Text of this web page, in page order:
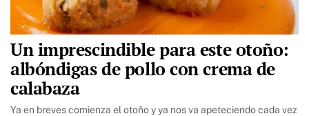
Un imprescindible para este otoño:
albóndigas de pollo con crema de
calabaza
Ya en breves comienza el otoño y ya nos va apeteciendo cada vez